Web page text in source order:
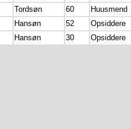
Tordsøn 60
Huusmend
Hansøn 52 Opsiddere
Hansøn 30 Opsiddere